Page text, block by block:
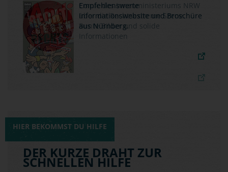
Empfehlenswerte
Informationswebsite und Broschüre
aus Nürnberg.
DER KURZE DRAHT ZUR
SCHNELLEN HILFE
AUSSTEIGERPROGRAMME FÜR